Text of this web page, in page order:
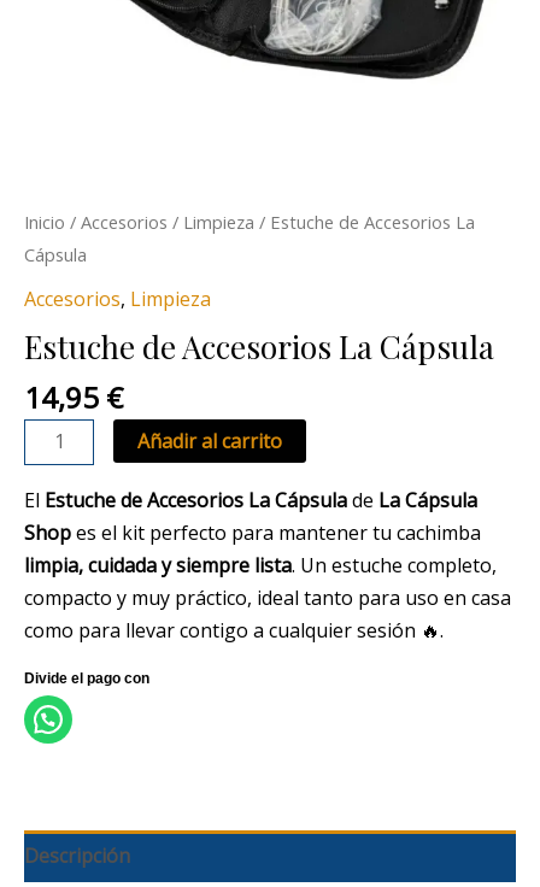
Inicio / Accesorios / Limpieza / Estuche de Accesorios La
Cápsula
Accesorios, Limpieza
Estuche de Accesorios La Cápsula
14,95 €
Añadir al carrito
El Estuche de Accesorios La Cápsulade La Cápsula
Shopes el kit perfecto para mantener tu cachimba
limpia, cuidada y siempre lista. Un estuche completo,
compacto y muy práctico, ideal tanto para uso en casa
como para llevar contigo a cualquier sesión 🔥.
Descripción